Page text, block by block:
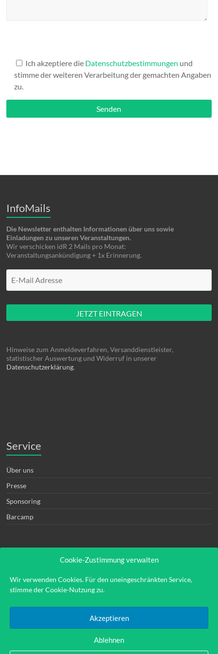
Cookie-Zustimmung verwalten
Wir verwenden Cookies. Für den uneingeschränkten Service,
stimme der Cookie-Nutzung zu.
Akzeptieren
Ablehnen
Ich akzeptiere die Datenschutzbestimmungen und
stimme der weiteren Verarbeitung der gemachten Angaben
zu.
InfoMails
Die Newsletter enthalten Informationen über uns sowie
Einladungen zu unseren Veranstaltungen.
Wir verschicken idR 2 Mails pro Monat:
Veranstaltungsankündigung + 1x Erinnerung.
Hinweise zum Anmeldeverfahren, Versanddienstleister,
statistischer Auswertung und Widerruf in unserer
Datenschutzerklärung.
Service
Über uns
Presse
Sponsoring
Barcamp
Kontakt
Impressum